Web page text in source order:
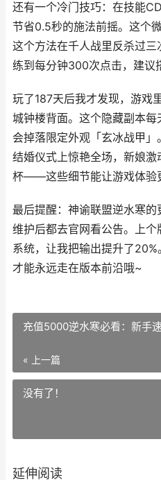
还有一个冷门技巧：在技能
节省0.5秒的施法前摇。这个
这个方法在千人战里反杀过
练到每分钟300次点击，建议
玩了187天后我才发现，游戏
城钟楼背面。这个隐藏副本
会掉落限定外观「玄冰战甲
结婚仪式上惊艳全场，新娘
杯——这些细节能让游戏体验
最后提醒：神谕联盟逆水寒
维护后都去官网看公告。上个
系统，让我把输出提升了20%
才能永远走在版本前沿哦~
充值5000逆水寒必看：新手
« 上一篇
没有了！
延伸阅读